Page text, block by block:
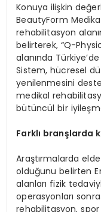
Konuya ilişkin
BeautyForm
rehabilitasyon
belirterek, “Q-
alanında
Sistem, hücresel
yenilenmesini
medikal
bütüncül bir
Farklı branşlarda
Araştırmalarda
olduğunu belirten
alanları fizik
operasyonları
rehabilitasyon,